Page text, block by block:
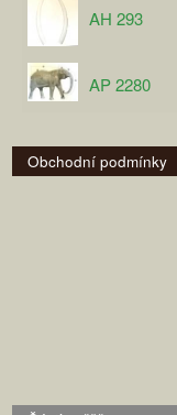
AH 293
AP 2280
Obchodní podmínky